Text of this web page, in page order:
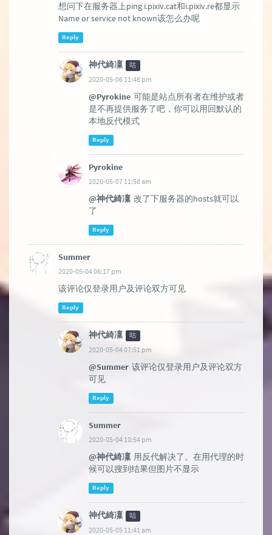
想问下在服务器上ping i.pixiv.cat和i.pixiv.re都显示
Name or service not known该怎么办呢
Reply
神代綺凜 咕
2020-05-06 11:48 pm
@Pyrokine 可能是站点所有者在维护或者
是不再提供服务了吧，你可以用回默认的
本地反代模式
Reply
Pyrokine
2020-05-07 11:58 am
@神代綺凜 改了下服务器的hosts就可以
了
Reply
Summer
2020-05-04 06:17 pm
该评论仅登录用户及评论双方可见
Reply
神代綺凜 咕
2020-05-04 07:51 pm
@Summer 该评论仅登录用户及评论双方
可见
Reply
Summer
2020-05-04 10:54 pm
@神代綺凜 用反代解决了。在用代理的时
候可以搜到结果但图片不显示
Reply
神代綺凜 咕
2020-05-05 11:41 am